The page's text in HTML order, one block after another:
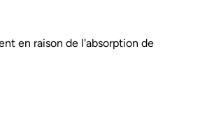
en raison de l'absorption de